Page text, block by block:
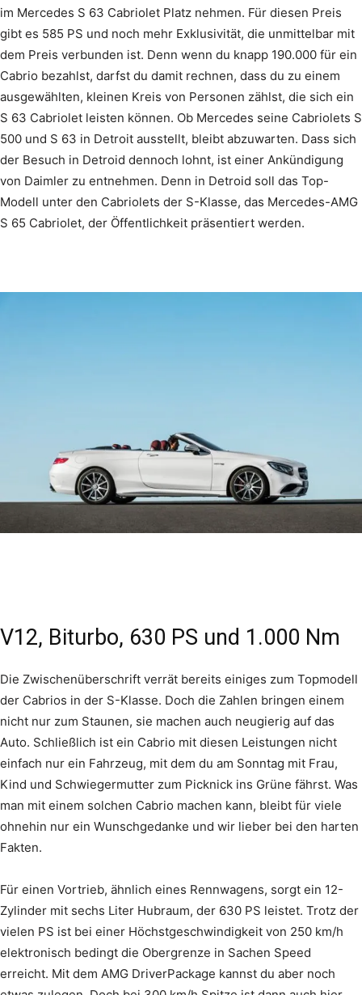
im Mercedes S 63 Cabriolet Platz nehmen. Für diesen Preis
gibt es 585 PS und noch mehr Exklusivität, die unmittelbar mit
dem Preis verbunden ist. Denn wenn du knapp 190.000 für ein
Cabrio bezahlst, darfst du damit rechnen, dass du zu einem
ausgewählten, kleinen Kreis von Personen zählst, die sich ein
S 63 Cabriolet leisten können. Ob Mercedes seine Cabriolets S
500 und S 63 in Detroit ausstellt, bleibt abzuwarten. Dass sich
der Besuch in Detroid dennoch lohnt, ist einer Ankündigung
von Daimler zu entnehmen. Denn in Detroid soll das Top-
Modell unter den Cabriolets der S-Klasse, das Mercedes-AMG
S 65 Cabriolet, der Öffentlichkeit präsentiert werden.
V12, Biturbo, 630 PS und 1.000 Nm
Die Zwischenüberschrift verrät bereits einiges zum Topmodell
der Cabrios in der S-Klasse. Doch die Zahlen bringen einem
nicht nur zum Staunen, sie machen auch neugierig auf das
Auto. Schließlich ist ein Cabrio mit diesen Leistungen nicht
einfach nur ein Fahrzeug, mit dem du am Sonntag mit Frau,
Kind und Schwiegermutter zum Picknick ins Grüne fährst. Was
man mit einem solchen Cabrio machen kann, bleibt für viele
ohnehin nur ein Wunschgedanke und wir lieber bei den harten
Fakten.
Für einen Vortrieb, ähnlich eines Rennwagens, sorgt ein 12-
Zylinder mit sechs Liter Hubraum, der 630 PS leistet. Trotz der
vielen PS ist bei einer Höchstgeschwindigkeit von 250 km/h
elektronisch bedingt die Obergrenze in Sachen Speed
erreicht. Mit dem AMG DriverPackage kannst du aber noch